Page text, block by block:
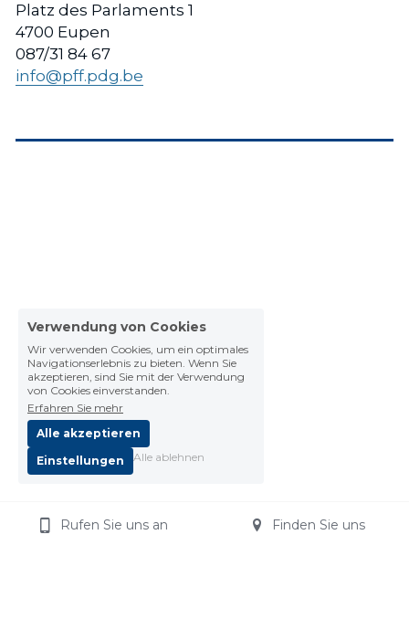
Platz des Parlaments 1
4700 Eupen
087/31 84 67
info@pff.pdg.be
Rufen Sie uns an Finden Sie uns
Verwendung von Cookies
Wir verwenden Cookies, um ein optimales
Navigationserlebnis zu bieten. Wenn Sie
akzeptieren, sind Sie mit der Verwendung
von Cookies einverstanden.
Erfahren Sie mehr
Alle akzeptieren
Einstellungen
Alle ablehnen